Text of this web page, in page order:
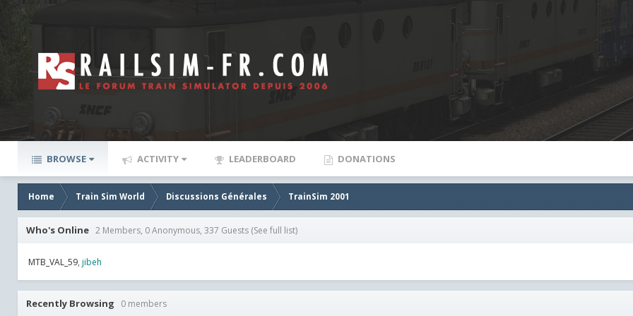
BROWSE ACTIVITY LEADERBOARD DONATIONS
Home Train Sim World Discussions Générales TrainSim 2001
Who's Online 2 Members, 0 Anonymous, 337 Guests (See full list)
MTB_VAL_59 jibeh
Recently Browsing 0 members